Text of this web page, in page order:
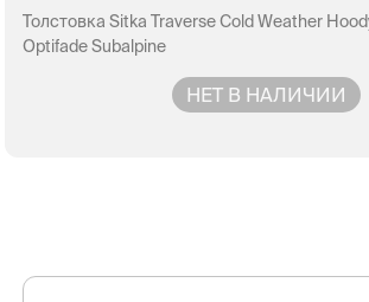
Толстовка Sitka Traverse Cold Weather
Optifade Subalpine
НЕТ В НАЛИЧИИ